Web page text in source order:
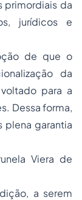
primordiais da
jurídicos e
de que o
da
para a
Dessa forma,
plena garantia
Viera de
a serem